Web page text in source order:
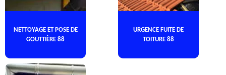
NETTOYAGE ET POSE DE
GOUTTIÈRE 88
URGENCE FUITE DE
TOITURE 88